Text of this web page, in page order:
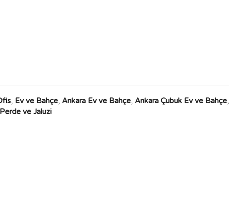
, Ev ve Bahçe, Ankara Ev ve Bahçe, Ankara Çubuk Ev ve Bahçe,
ve Jaluzi